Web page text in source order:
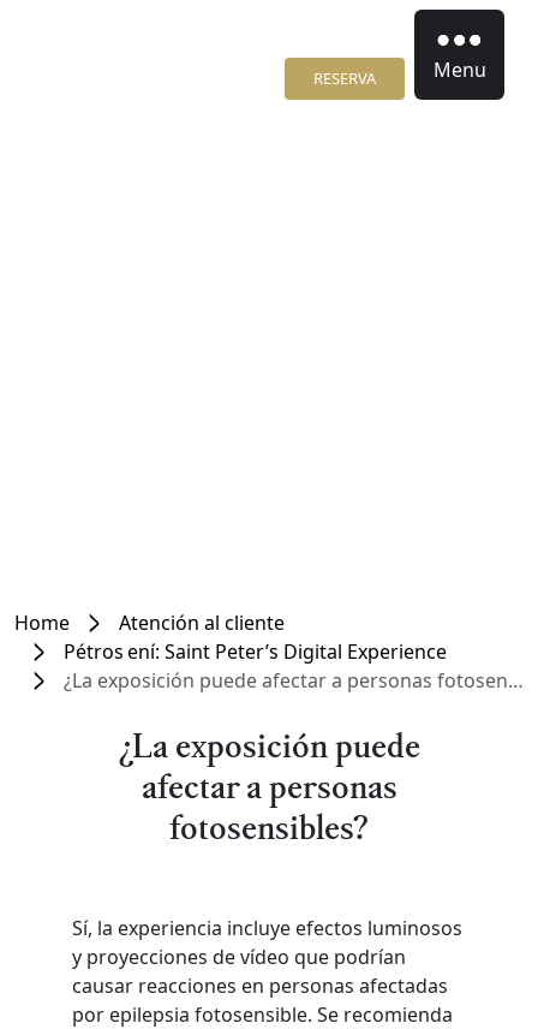
RESERVA Menu
Home
Atención al cliente
Pétros ení: Saint Peter’s Digital Experience
¿La exposición puede afectar a personas fotosensibles?
¿La exposición puede
afectar a personas
fotosensibles?
Sí, la experiencia incluye efectos luminosos
y proyecciones de vídeo que podrían
causar reacciones en personas afectadas
por epilepsia fotosensible. Se recomienda